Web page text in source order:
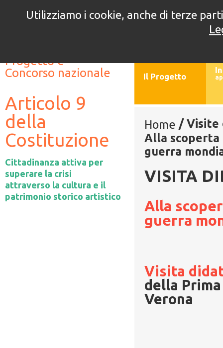
4°
Progetto e
Concorso nazionale
Articolo 9
della
Costituzione
Cittadinanza attiva per
superare la crisi
attraverso la cultura e il
patrimonio storico artistico
Il Progetto
Home /Visite
Alla scoperta
guerra
VISITA
Alla
guerra
Visita
della
Verona
Utilizziamo i cookie, anche di terze